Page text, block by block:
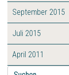
September 2015
Juli 2015
April 2011
Suche